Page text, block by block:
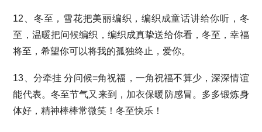
12、冬至，雪花把美丽编织，编织成童话讲给你听，冬
至，温暖把问候编织，编织成真挚送给你看，冬至，幸福
将至，希望你可以将我的孤独终止，爱你。
13、分牵挂 分问候=角祝福，一角祝福不算少，深深情谊
能代表。冬至节气又来到，加衣保暖防感冒。多多锻炼身
体好，精神棒棒常微笑！冬至快乐！